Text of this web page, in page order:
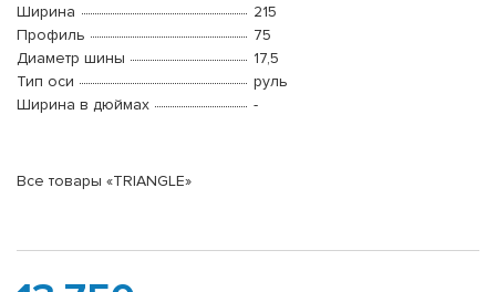
Ширина
215
Профиль
75
Диаметр шины
17,5
Тип оси
руль
Ширина в дюймах
-
Все товары «TRIANGLE»